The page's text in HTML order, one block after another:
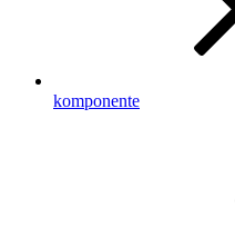
komponente